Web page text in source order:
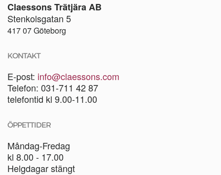
Claessons Trätjära AB
Stenkolsgatan 5
417 07 Göteborg
KONTAKT
E-post: info@claessons.com
Telefon: 031-711 42 87
telefontid kl 9.00-11.00
ÖPPETTIDER
Måndag-Fredag
kl 8.00 - 17.00
Helgdagar stängt